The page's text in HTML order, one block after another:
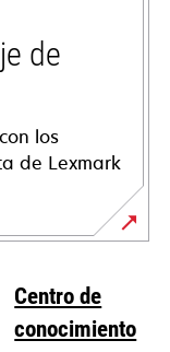
de
los
de Lexmark
Centro de
conocimiento